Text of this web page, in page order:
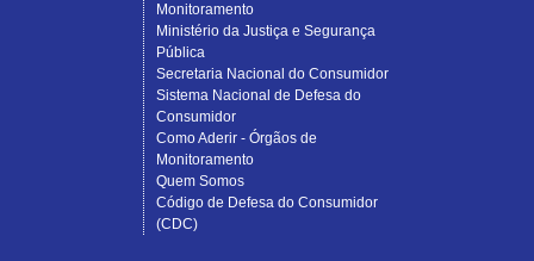
Monitoramento
Ministério da Justiça e Segurança
Pública
Secretaria Nacional do Consumidor
Sistema Nacional de Defesa do
Consumidor
Como Aderir - Órgãos de
Monitoramento
Quem Somos
Código de Defesa do Consumidor
(CDC)